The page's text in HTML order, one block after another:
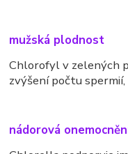
mužská plodnost
Chlorofyl v zelených
zvýšení počtu
nádorová